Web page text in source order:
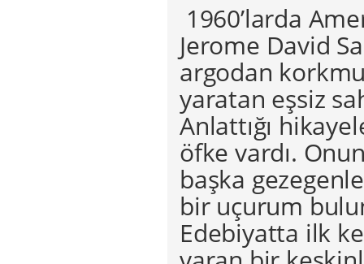
1960’larda
Jerome David
argodan
yaratan eşsiz
Anlattığı
öfke vardı.
başka
bir uçurum
Edebiyatta ilk